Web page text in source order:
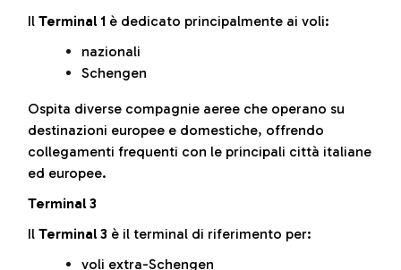
Il Terminal 1 è dedicato principalmente ai voli:
nazionali
Schengen
Ospita diverse compagnie aeree che operano su
destinazioni europee e domestiche, offrendo
collegamenti frequenti con le principali città italiane
ed europee.
Terminal 3
Il Terminal 3 è il terminal di riferimento per:
voli extra-Schengen